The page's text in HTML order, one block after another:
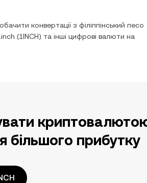
конвертації з філіппінський песо
(1INCH) та інші цифрові валюти на
більшого прибутку